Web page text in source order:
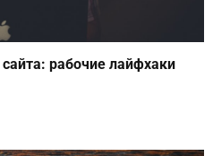
рабочие лайфхаки